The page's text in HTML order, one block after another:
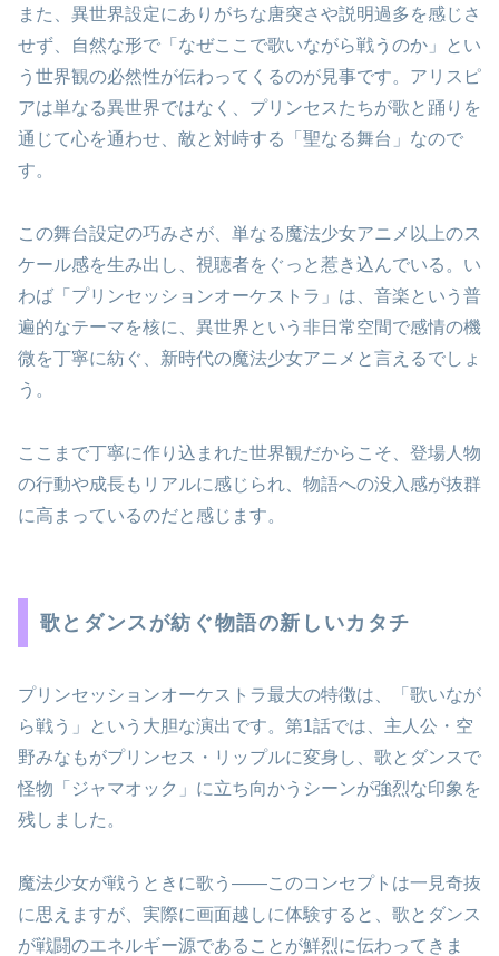
また、異世界設定にありがちな唐突さや説明過多を感じさ
せず、自然な形で「なぜここで歌いながら戦うのか」とい
う世界観の必然性が伝わってくるのが見事です。アリスピ
アは単なる異世界ではなく、プリンセスたちが歌と踊りを
通じて心を通わせ、敵と対峙する「聖なる舞台」なので
す。
この舞台設定の巧みさが、単なる魔法少女アニメ以上のス
ケール感を生み出し、視聴者をぐっと惹き込んでいる。い
わば「プリンセッションオーケストラ」は、音楽という普
遍的なテーマを核に、異世界という非日常空間で感情の機
微を丁寧に紡ぐ、新時代の魔法少女アニメと言えるでしょ
う。
ここまで丁寧に作り込まれた世界観だからこそ、登場人物
の行動や成長もリアルに感じられ、物語への没入感が抜群
に高まっているのだと感じます。
歌とダンスが紡ぐ物語の新しいカタチ
プリンセッションオーケストラ最大の特徴は、「歌いなが
ら戦う」という大胆な演出です。第1話では、主人公・空
野みなもがプリンセス・リップルに変身し、歌とダンスで
怪物「ジャマオック」に立ち向かうシーンが強烈な印象を
残しました。
魔法少女が戦うときに歌う——このコンセプトは一見奇抜
に思えますが、実際に画面越しに体験すると、歌とダンス
が戦闘のエネルギー源であることが鮮烈に伝わってきま